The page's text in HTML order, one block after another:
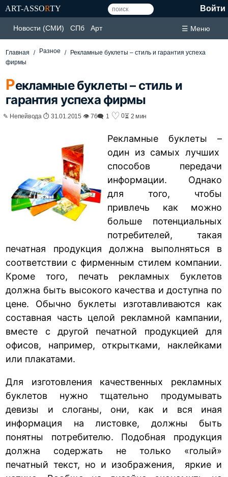
ART-ASSORTY Войти
Новости (СМИ) СПб Арт ☰ Меню
Главная Разное
Рекламные буклеты – стиль и гарантия успеха
фирмы
Рекламные буклеты – стиль и
гарантия успеха фирмы
✎ Непейвода ⏱ 31.01.2015 👁 76🗨 1 ♡ 0⏳ 2 мин
Рекламные буклеты –
один из самых лучших
способов передачи
информации. Однако
для того, чтобы
привлечь как можно
больше потенциальных
потребителей, такая
печатная продукция должна выполняться в
соответствии с фирменным стилем компании.
Кроме того, печать рекламных буклетов
должна быть высокого качества и доступна по
цене. Обычно буклеты изготавливаются как
составная часть целой рекламной кампании,
вместе с другой печатной продукцией для
офисов, например, открытками, наклейками
или плакатами.
Для изготовления качественных рекламных
буклетов нужно тщательно продумывать
девизы и слоганы, они, как и вся иная
информация на листовке, должны быть
понятны потребителю. Подобная продукция
должна содержать не только «голый»
печатный текст, но и изображения, яркие и